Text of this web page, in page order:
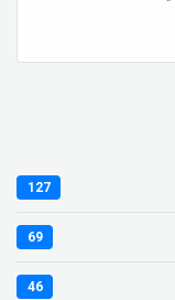
127
69
46